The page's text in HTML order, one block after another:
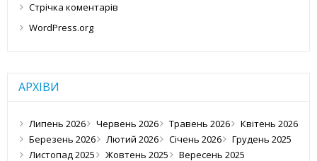
Стрічка коментарів
WordPress.org
АРХІВИ
Липень 2026 Червень 2026 Травень 2026
Квітень 2026
Березень 2026
Лютий 2026 Січень 2026
Грудень 2025
Листопад 2025
Жовтень 2025 Вересень 2025